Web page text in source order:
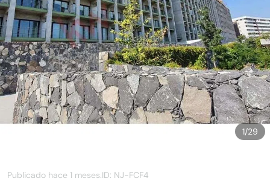
1/29
Publicado hace 1 meses.ID: NJ-FCF4